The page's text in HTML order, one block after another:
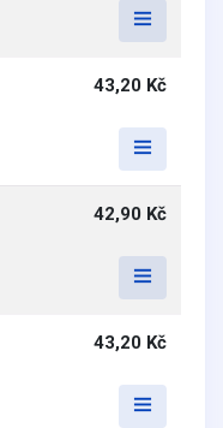
43,20 Kč
42,90 Kč
43,20 Kč